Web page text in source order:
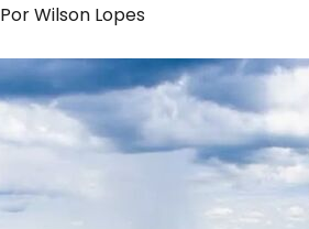
Por Wilson Lopes